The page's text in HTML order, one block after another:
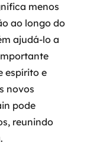
menos
ao longo do
ajudá-lo a
espírito e
novos
pode
reunindo